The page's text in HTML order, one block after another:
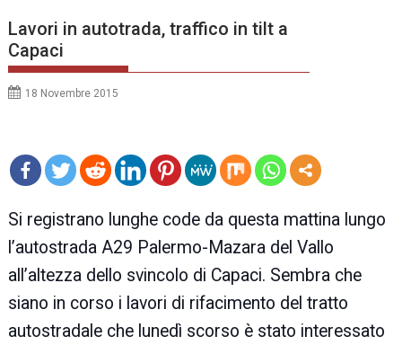
Lavori in autotrada, traffico in tilt a
Capaci
18 Novembre 2015
re
Si registrano lunghe code da questa mattina lungo
l’autostrada A29 Palermo-Mazara del Vallo
all’altezza dello svincolo di Capaci. Sembra che
siano in corso i lavori di rifacimento del tratto
autostradale che lunedì scorso è stato interessato